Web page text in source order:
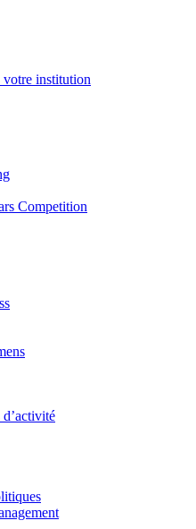
votre institution
Competition